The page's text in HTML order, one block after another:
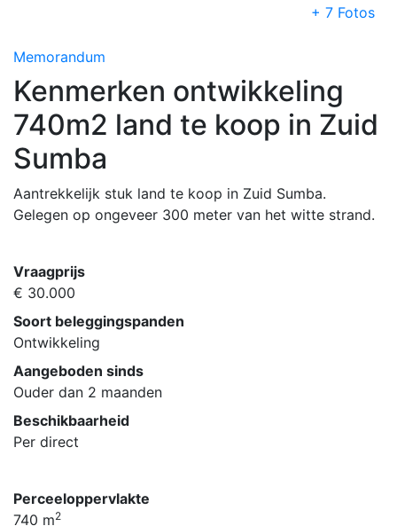
+ 7 Fotos
Memorandum
Kenmerken ontwikkeling
740m2 land te koop in Zuid
Sumba
Aantrekkelijk stuk land te koop in Zuid Sumba.
Gelegen op ongeveer 300 meter van het witte strand.
Vraagprijs
€ 30.000
Soort beleggingspanden
Ontwikkeling
Aangeboden sinds
Ouder dan 2 maanden
Beschikbaarheid
Per direct
Perceeloppervlakte
740 m2